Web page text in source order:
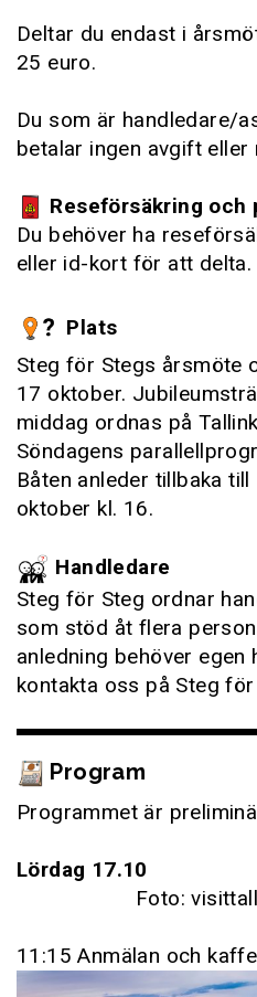
Deltar du endast i
25 euro.
Du som är handledare/
betalar ingen avgift eller
Reseförsäkring och
Du behöver ha
eller id-kort för att delta.
Plats
Steg för Stegs årsmöte
17 oktober.
middag ordnas på
Söndagens
Båten anleder tillbaka
oktober kl. 16.
Handledare
Steg för Steg ordnar
som stöd åt flera
anledning behöver egen
kontakta oss på Steg för
Program
Programmet är
Foto:
11:15 Anmälan och